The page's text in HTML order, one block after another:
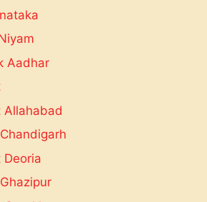
Aadhar
Allahabad
Deoria